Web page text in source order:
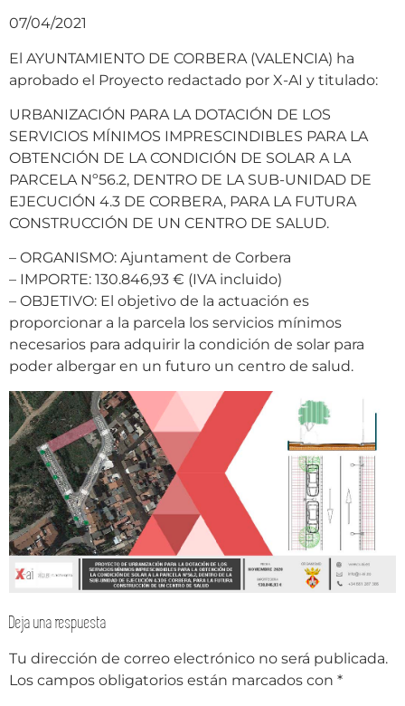
07/04/2021
El AYUNTAMIENTO DE CORBERA (VALENCIA) ha
aprobado el Proyecto redactado por X-AI y titulado:
URBANIZACIÓN PARA LA DOTACIÓN DE LOS
SERVICIOS MÍNIMOS IMPRESCINDIBLES PARA LA
OBTENCIÓN DE LA CONDICIÓN DE SOLAR A LA
PARCELA Nº56.2, DENTRO DE LA SUB-UNIDAD DE
EJECUCIÓN 4.3 DE CORBERA, PARA LA FUTURA
CONSTRUCCIÓN DE UN CENTRO DE SALUD.
– ORGANISMO: Ajuntament de Corbera
– IMPORTE: 130.846,93 € (IVA incluido)
– OBJETIVO: El objetivo de la actuación es
proporcionar a la parcela los servicios mínimos
necesarios para adquirir la condición de solar para
poder albergar en un futuro un centro de salud.
Deja una respuesta
Tu dirección de correo electrónico no será publicada.
Los campos obligatorios están marcados con *